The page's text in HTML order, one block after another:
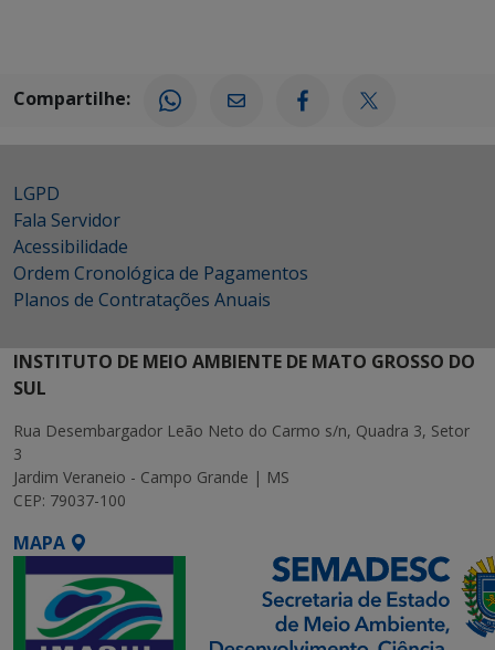
Compartilhe:
LGPD
Fala Servidor
Acessibilidade
Ordem Cronológica de Pagamentos
Planos de Contratações Anuais
INSTITUTO DE MEIO AMBIENTE DE MATO GROSSO DO
SUL
Rua Desembargador Leão Neto do Carmo s/n, Quadra 3, Setor
3
Jardim Veraneio - Campo Grande | MS
CEP: 79037-100
MAPA